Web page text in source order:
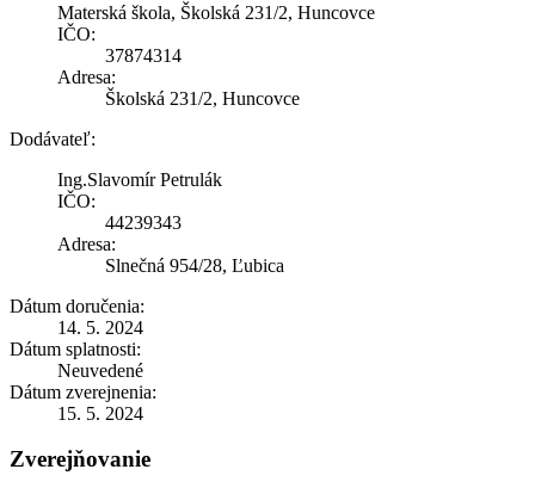
Materská škola, Školská 231/2, Huncovce
IČO:
37874314
Adresa:
Školská 231/2, Huncovce
Dodávateľ:
Ing.Slavomír Petrulák
IČO:
44239343
Adresa:
Slnečná 954/28, Ľubica
Dátum doručenia:
14. 5. 2024
Dátum splatnosti:
Neuvedené
Dátum zverejnenia:
15. 5. 2024
Zverejňovanie